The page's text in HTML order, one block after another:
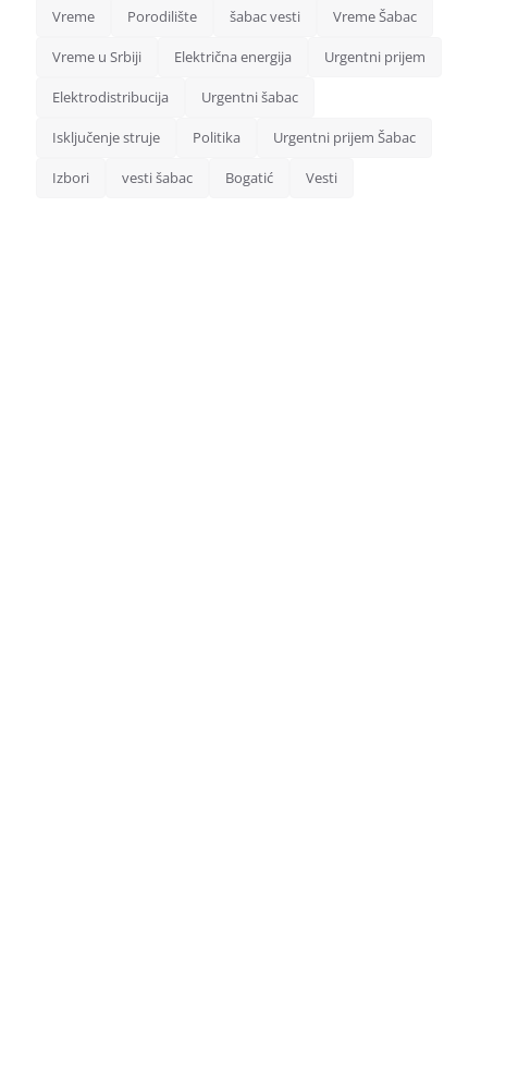
Vreme Porodilište šabac vesti Vreme Šabac
Vreme u Srbiji Električna energija Urgentni prijem
Elektrodistribucija Urgentni šabac
Isključenje struje Politika Urgentni prijem Šabac
Izbori vesti šabac Bogatić Vesti